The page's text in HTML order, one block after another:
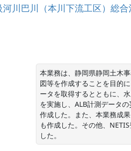
川巴川（本川下流工区）総
本業務は、静岡県静岡土木
図等を作成することを目的
ータを取得するとともに、
を実施し、ALB計測データ
作成した。また、本業務成
も作成した。その他、
した。